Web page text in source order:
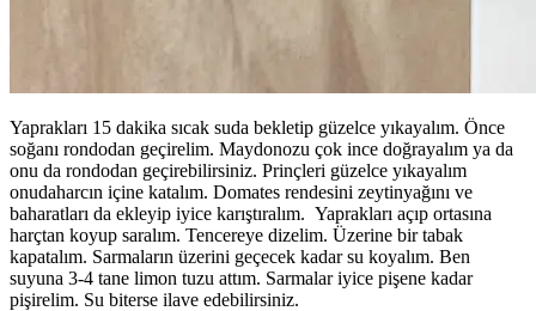
Yaprakları 15 dakika sıcak suda bekletip güzelce yıkayalım. Önce
soğanı rondodan geçirelim. Maydonozu çok ince doğrayalım ya da
onu da rondodan geçirebilirsiniz. Prinçleri güzelce yıkayalım
onudaharcın içine katalım. Domates rendesini zeytinyağını ve
baharatları da ekleyip iyice karıştıralım. Yaprakları açıp ortasına
harçtan koyup saralım. Tencereye dizelim. Üzerine bir tabak
kapatalım. Sarmaların üzerini geçecek kadar su koyalım. Ben
suyuna 3-4 tane limon tuzu attım. Sarmalar iyice pişene kadar
pişirelim. Su biterse ilave edebilirsiniz.